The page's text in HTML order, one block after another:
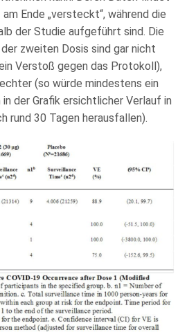
am Ende „versteckt“, während die
der Studie aufgeführt sind. Die
zweiten Dosis sind gar nicht
Verstoß gegen das Protokoll),
(so würde mindestens ein
der Grafik ersichtlicher Verlauf in
rund 30 Tagen herausfallen).